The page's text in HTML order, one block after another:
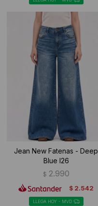
Jean New Fatenas - Deep
Blue I26
$ 2.990
$ 2.542
LLEGA HOY - MVD